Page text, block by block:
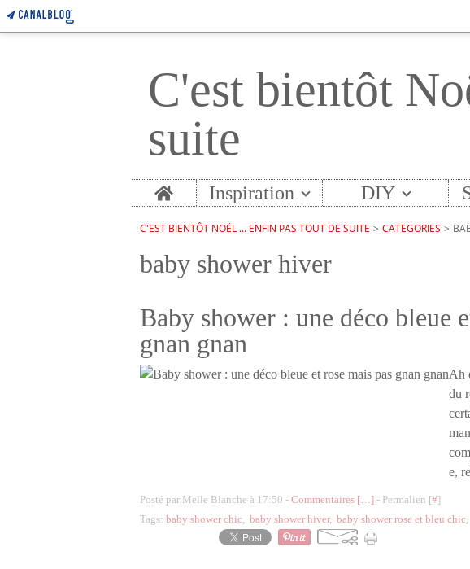
C'est bientôt
suite
Home Inspiration DIY
C'EST BIENTÔT NOËL ... ENFIN PAS TOUT DE SUITE > CATEGORIES >
baby shower hiver
Baby shower : une déco bleue
gnan gnan
Ah
du
e,
Posté par Melle Blanche à 17:50 - Commentaires […] - Permalien [#]
Tags: baby shower chic, baby shower hiver, baby shower rose et bleu chic,